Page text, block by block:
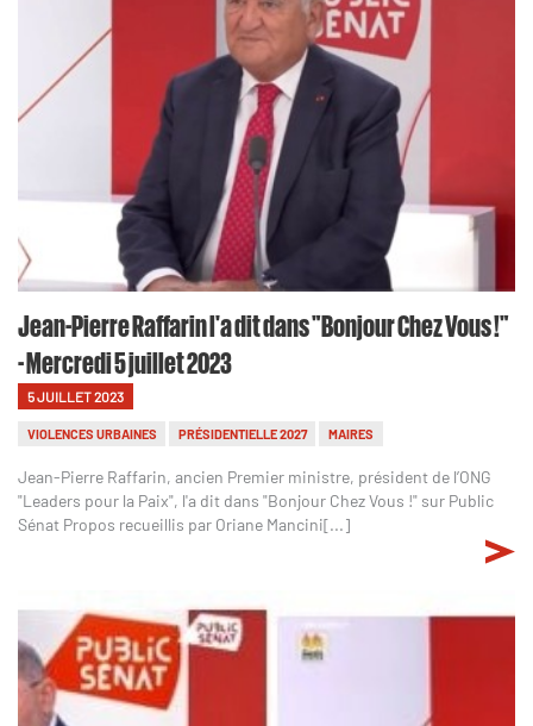
Jean-Pierre Raffarin l'a dit dans "Bonjour Chez Vous !"
- Mercredi 5 juillet 2023
5 JUILLET 2023
VIOLENCES URBAINES PRÉSIDENTIELLE 2027 MAIRES
Jean-Pierre Raffarin, ancien Premier ministre, président de l’ONG
"Leaders pour la Paix", l'a dit dans "Bonjour Chez Vous !" sur Public
Sénat Propos recueillis par Oriane Mancini[...]